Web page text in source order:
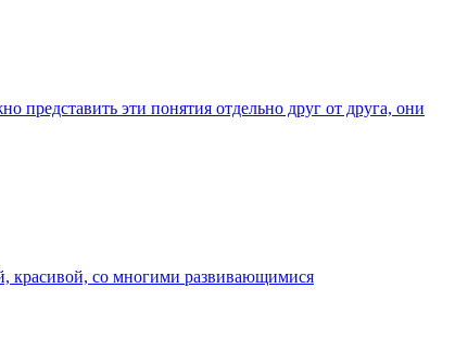
эти понятия отдельно друг от друга, они
красивой, со многими развивающимися